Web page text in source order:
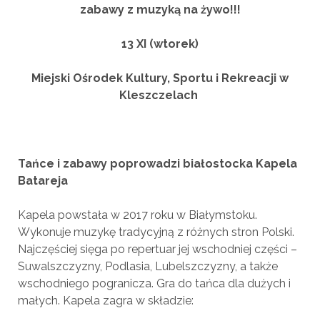
zabawy z muzyką na żywo!!!
13 XI (wtorek)
Miejski Ośrodek Kultury, Sportu i Rekreacji w
Kleszczelach
Tańce i zabawy poprowadzi białostocka Kapela
Batareja
Kapela powstała w 2017 roku w Białymstoku.
Wykonuje muzykę tradycyjną z różnych stron Polski.
Najczęściej sięga po repertuar jej wschodniej części –
Suwalszczyzny, Podlasia, Lubelszczyzny, a także
wschodniego pogranicza. Gra do tańca dla dużych i
małych. Kapela zagra w składzie: